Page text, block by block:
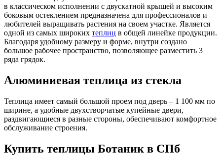
в классическом исполнении с двускатной крышей и высоким
боковым остеклением предназначена для профессионалов и
любителей выращивать растения на своем участке. Является
одной из самых широких теплиц в общей линейке продукции.
Благодаря удобному размеру и форме, внутри создано
большое рабочее пространство, позволяющее разместить 3
ряда грядок.
Алюминиевая теплица из стекла
Теплица имеет самый большой проем под дверь – 1 100 мм по
ширине, а удобные двухстворчатые купейные двери,
раздвигающиеся в разные стороны, обеспечивают комфортное
обслуживание строения.
Купить теплицы Ботаник в СПб